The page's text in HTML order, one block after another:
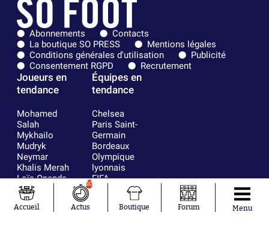
Abonnements
Contacts
La boutique SO PRESS
Mentions légales
Conditions générales d'utilisation
Publicité
Consentement RGPD
Recrutement
Joueurs en
tendance
Mohamed
Salah
Mykhailo
Mudryk
Neymar
Khalis Merah
Loïs Openda
Moussa
Niakhaté
Nicolás
Équipes en
tendance
Chelsea
Paris Saint-
Germain
Bordeaux
Olympique
lyonnais
FIFA
Real Madrid
RC Strasbourg
AC Milan
Accueil
10
Actus Boutique Forum Menu